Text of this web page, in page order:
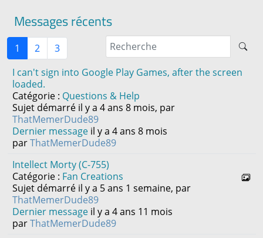
Messages récents
1 2
3
I can't sign into Google Play Games, after the screen
loaded.
Catégorie : Questions & Help
Sujet démarré il y a 4 ans 8 mois, par
ThatMemerDude89
Dernier message il y a 4 ans 8 mois
parThatMemerDude89
Intellect Morty (C-755)
Catégorie : Fan Creations
Sujet démarré il y a 5 ans 1 semaine, par
ThatMemerDude89
Dernier message il y a 4 ans 11 mois
parThatMemerDude89